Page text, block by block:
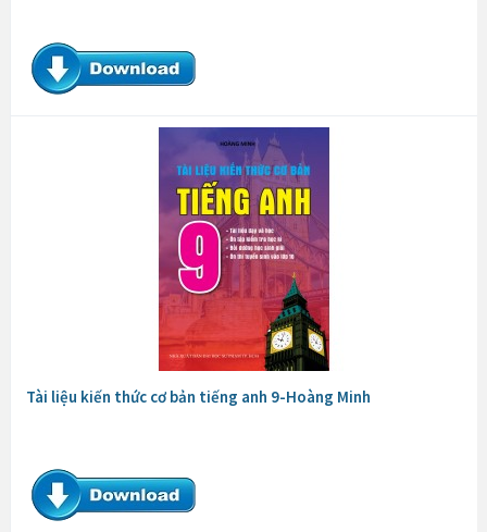
Tài liệu kiến thức cơ bản tiếng anh 9-Hoàng Minh